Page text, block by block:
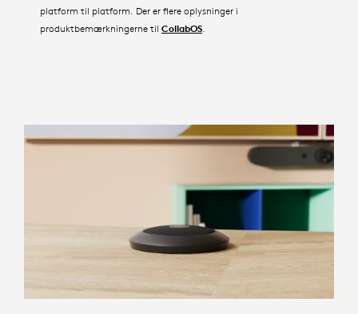
platform til platform. Der er flere oplysninger i
produktbemærkningerne til CollabOS